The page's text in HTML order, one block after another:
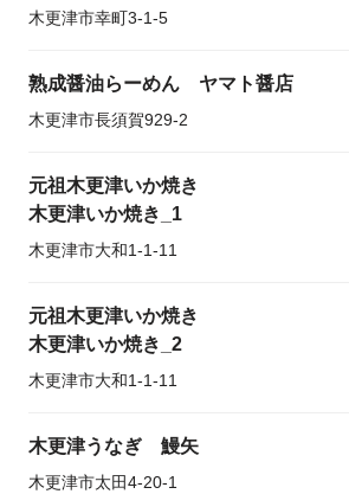
木更津市幸町3-1-5
熟成醤油らーめん ヤマト醤店
木更津市長須賀929-2
元祖木更津いか焼き
木更津いか焼き_1
木更津市大和1-1-11
元祖木更津いか焼き
木更津いか焼き_2
木更津市大和1-1-11
木更津うなぎ 鰻矢
木更津市太田4-20-1